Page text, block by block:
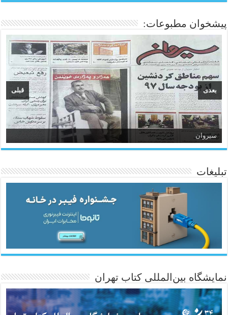
پیشخوان مطبوعات:
سیروان
ئاژانسی هەواڵی مێهر
قبلی بعدی
تبلیغات
نمایشگاه بین‌المللی کتاب تهران